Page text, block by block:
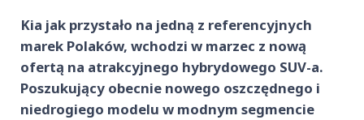
Kia jak przystało na jedną z referencyjnych
marek Polaków, wchodzi w marzec z nową
ofertą na atrakcyjnego hybrydowego SUV-a.
Poszukujący obecnie nowego oszczędnego i
niedrogiego modelu w modnym segmencie